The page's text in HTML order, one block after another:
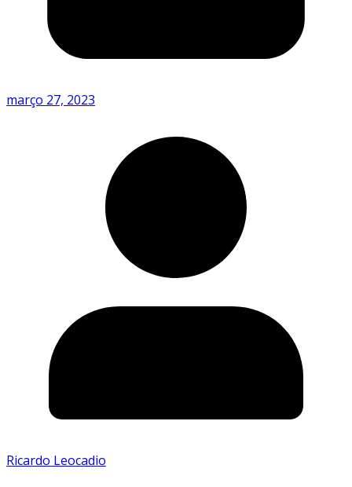
março 27, 2023
Ricardo Leocadio